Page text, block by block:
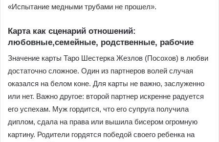
«Испытание медными трубами не прошел».
Карта как сценарий отношений:
любовные,семейные, родственные, рабочие
Значение карты Таро Шестерка Жезлов (Посохов) в любви
достаточно сложное. Один из партнеров волей случая
оказался на белом коне. Для карты не важно, заслуженно
или нет. Важно другое: второй партнер искренне радуется
его успехам. Муж гордится, что его супруга получила
диплом, сдала на права или вышила бисером огромную
картину. Родители гордятся победой своего ребенка на